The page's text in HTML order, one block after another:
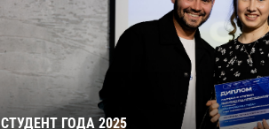
СТУДЕНТ ГОДА 2025